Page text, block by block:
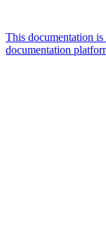
This documentation
documentation